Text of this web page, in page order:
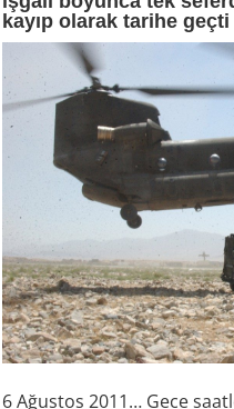
kayıp olarak tarihe geçti
6 Ağustos 2011… Gece